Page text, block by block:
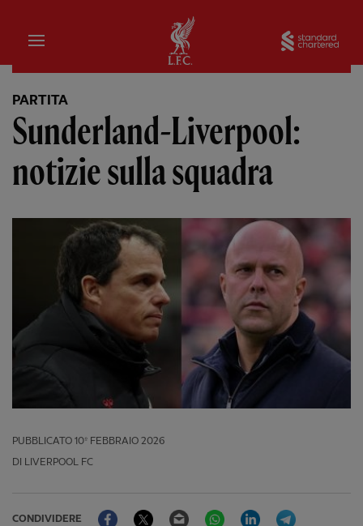
Iniziale
PARTITA
Sunderland-Liverpool:
notizie sulla squadra
PUBBLICATO 10º FEBBRAIO 2026
DI LIVERPOOL FC
CONDIVIDERE
FacebookTwitter Email WhatsAppLinkedIn